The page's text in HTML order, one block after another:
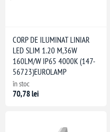
CORP DE ILUMINAT LINIAR
LED SLIM 1.20 M,36W
160LM/W IP65 4000K (147-
56723)EUROLAMP
în stoc
70,78 lei